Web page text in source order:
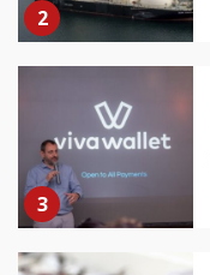
2
3